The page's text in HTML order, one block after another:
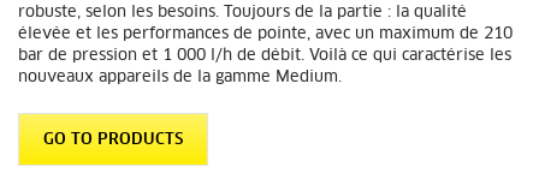
robuste, selon les besoins. Toujours de la partie : la qualité
élevée et les performances de pointe, avec un maximum de 210
bar de pression et 1 000 l/h de débit. Voilà ce qui caractérise les
nouveaux appareils de la gamme Medium.
GO TO PRODUCTS